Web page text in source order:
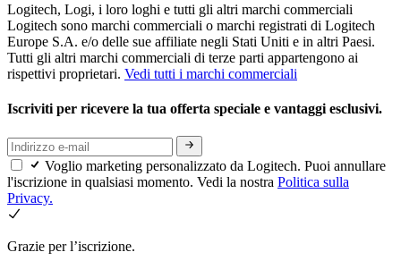
Logitech, Logi, i loro loghi e tutti gli altri marchi commerciali
Logitech sono marchi commerciali o marchi registrati di Logitech
Europe S.A. e/o delle sue affiliate negli Stati Uniti e in altri Paesi.
Tutti gli altri marchi commerciali di terze parti appartengono ai
rispettivi proprietari. Vedi tutti i marchi commerciali
Iscriviti per ricevere la tua offerta speciale e vantaggi esclusivi.
Voglio marketing personalizzato da Logitech. Puoi annullare
l'iscrizione in qualsiasi momento. Vedi la nostra Politica sulla
Privacy.
Grazie per l’iscrizione.